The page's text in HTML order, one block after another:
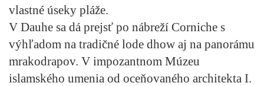
vlastné úseky pláže.
V Dauhe sa dá prejsť po nábreží Corniche s
výhľadom na tradičné lode dhow aj na panorámu
mrakodrapov. V impozantnom Múzeu
islamského umenia od oceňovaného architekta I.